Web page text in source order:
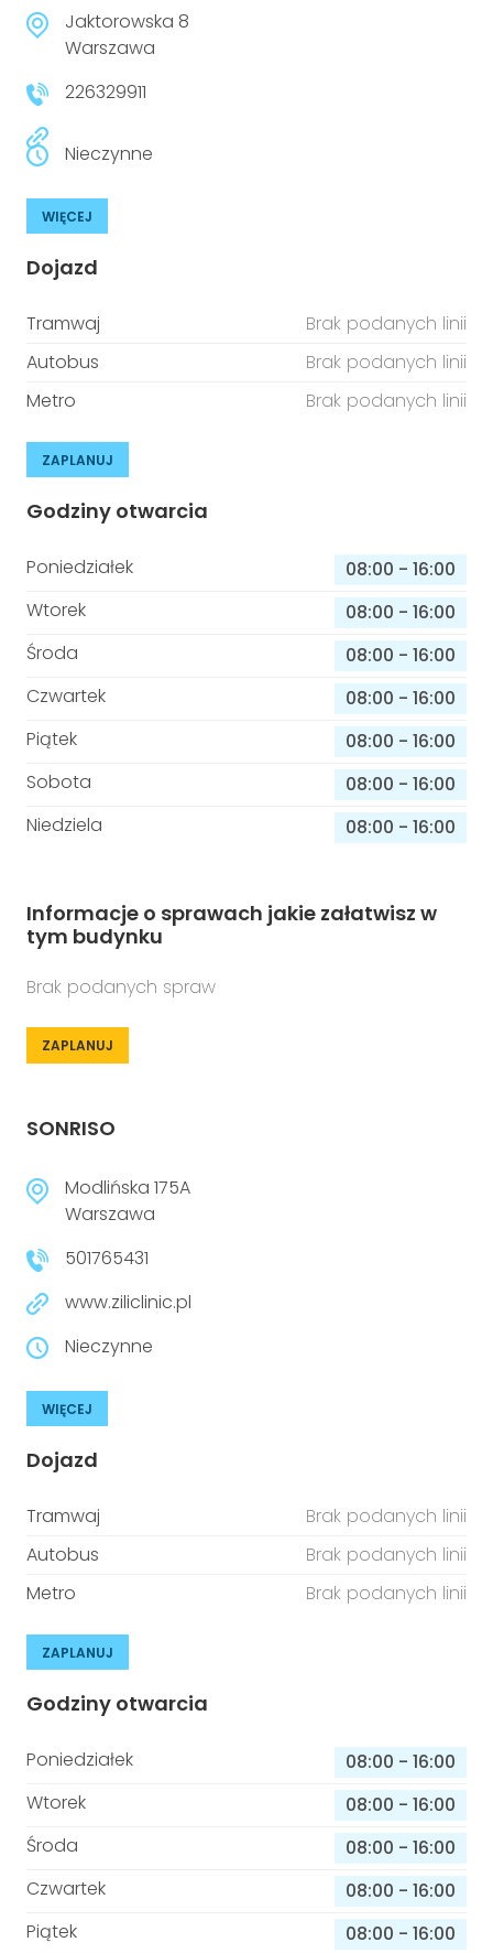
niepełnosprawnościami
Prawa osób z niepełnosprawnościami
Urządzenia IoT
Jaktorowska 8
Warszawa
226329911
Nieczynne
WIĘCEJ
Dojazd
Tramwaj
Brak podanych linii
Autobus
Brak podanych linii
Metro
Brak podanych linii
ZAPLANUJ
Godziny otwarcia
Poniedziałek 08:00 - 16:00
Wtorek
08:00 - 16:00
Środa
08:00 - 16:00
Czwartek
08:00 - 16:00
Piątek
08:00 - 16:00
Sobota
08:00 - 16:00
Niedziela
08:00 - 16:00
Informacje o sprawach jakie załatwisz w
tym budynku
Brak podanych spraw
ZAPLANUJ
SONRISO
Modlińska 175A
Warszawa
501765431
www.ziliclinic.pl
Nieczynne
WIĘCEJ
Dojazd
Tramwaj
Brak podanych linii
Autobus
Brak podanych linii
Metro
Brak podanych linii
ZAPLANUJ
Godziny otwarcia
Poniedziałek 08:00 - 16:00
Wtorek
08:00 - 16:00
Środa
08:00 - 16:00
Czwartek
08:00 - 16:00
Piątek
08:00 - 16:00